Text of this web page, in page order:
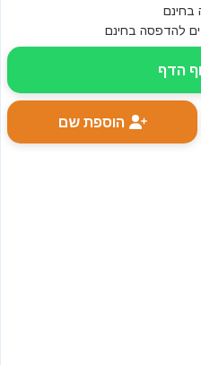
בחינם
להדפסה בחינם
הדף
הוספת שם